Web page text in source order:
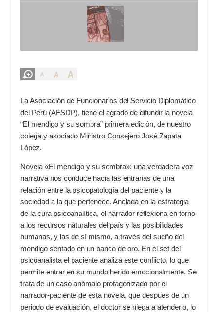
A A A
La Asociación de Funcionarios del Servicio Diplomático
del Perú (AFSDP), tiene el agrado de difundir la novela
“El mendigo y su sombra” primera edición, de nuestro
colega y asociado Ministro Consejero José Zapata
López.
Novela «El mendigo y su sombra»: una verdadera voz
narrativa nos conduce hacia las entrañas de una
relación entre la psicopatología del paciente y la
sociedad a la que pertenece. Anclada en la estrategia
de la cura psicoanalítica, el narrador reflexiona en torno
a los recursos naturales del país y las posibilidades
humanas, y las de sí mismo, a través del sueño del
mendigo sentado en un banco de oro. En el set del
psicoanalista el paciente analiza este conflicto, lo que
permite entrar en su mundo herido emocionalmente. Se
trata de un caso anómalo protagonizado por el
narrador-paciente de esta novela, que después de un
periodo de evaluación, el doctor se niega a atenderlo, lo